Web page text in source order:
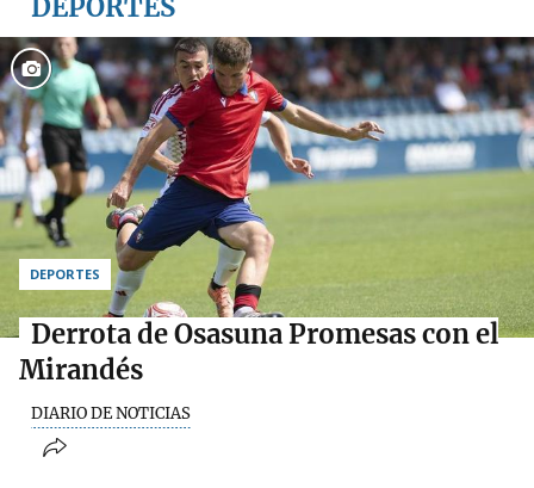
DEPORTES
DEPORTES
Derrota de Osasuna Promesas con el
Mirandés
DIARIO DE NOTICIAS